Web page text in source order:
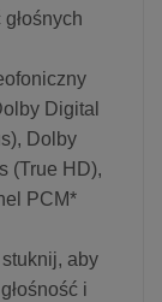
Digital
Dolby
(True HD),
PCM*
aby
i